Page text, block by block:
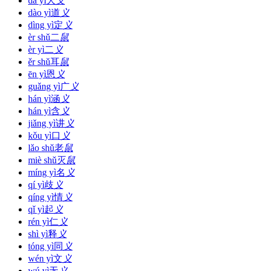
dào yì道 义
dìng yì定 义
èr shǔ二 鼠
èr yì二 义
ěr shǔ耳鼠
ēn yì恩 义
guǎng yì广 义
hán yì涵 义
hán yì含 义
jiǎng yì讲 义
kǒu yì口 义
lǎo shǔ老鼠
miè shǔ灭鼠
míng yì名 义
qí yì歧 义
qíng yì情 义
qǐ yì起 义
rén yì仁 义
shì yì释 义
tóng yì同 义
wén yì文 义